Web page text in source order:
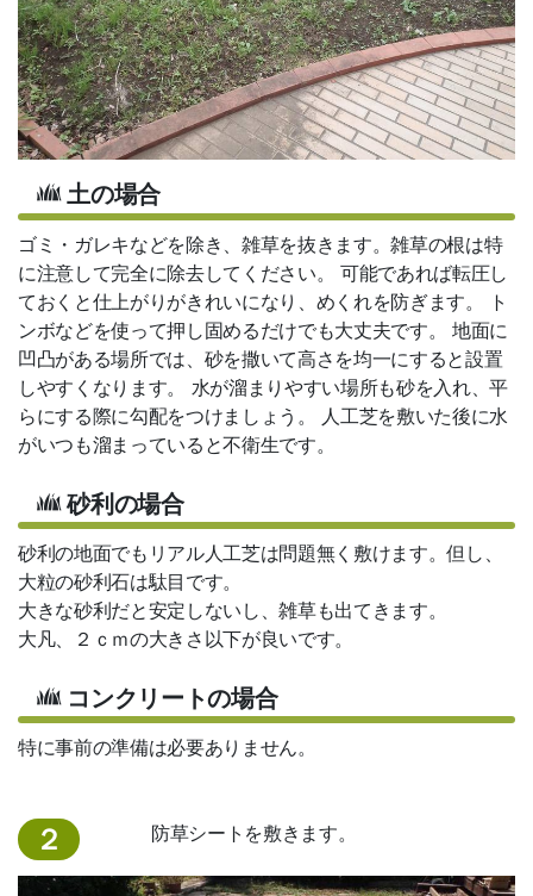
土の場合
ゴミ・ガレキなどを除き、雑草を抜きます。雑草の根は特
に注意して完全に除去してください。 可能であれば転圧し
ておくと仕上がりがきれいになり、めくれを防ぎます。 ト
ンボなどを使って押し固めるだけでも大丈夫です。 地面に
凹凸がある場所では、砂を撒いて高さを均一にすると設置
しやすくなります。 水が溜まりやすい場所も砂を入れ、平
らにする際に勾配をつけましょう。 人工芝を敷いた後に水
がいつも溜まっていると不衛生です。
砂利の場合
砂利の地面でもリアル人工芝は問題無く敷けます。但し、
大粒の砂利石は駄目です。
大きな砂利だと安定しないし、雑草も出てきます。
大凡、２ｃｍの大きさ以下が良いです。
コンクリートの場合
特に事前の準備は必要ありません。
２ 防草シートを敷きます。